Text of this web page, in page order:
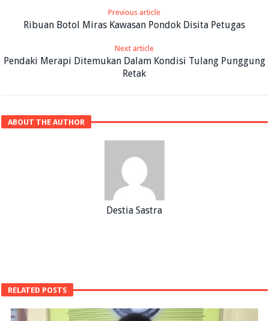
Previous article
Ribuan Botol Miras Kawasan Pondok Disita Petugas
Next article
Pendaki Merapi Ditemukan Dalam Kondisi Tulang Punggung
Retak
ABOUT THE AUTHOR
Destia Sastra
RELATED POSTS